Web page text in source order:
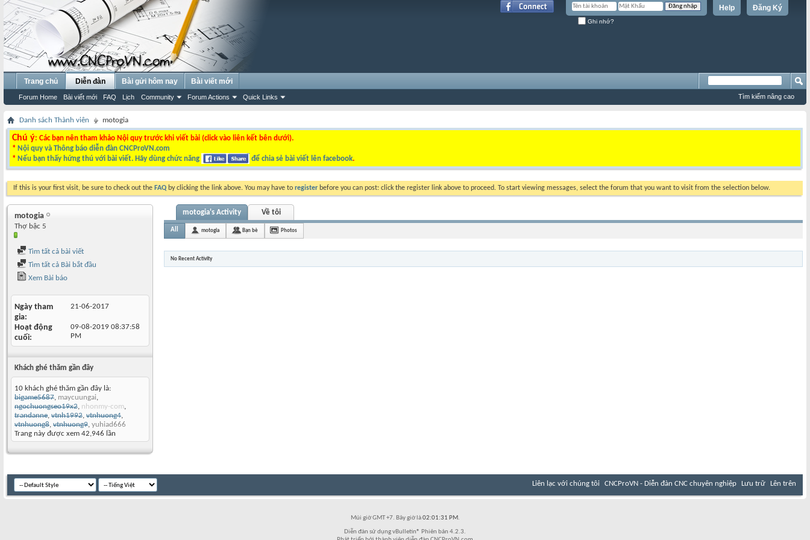
Đăng Ký
Help
Ghi nhớ?
Trang chủ Diễn đàn
Forum Home Bài viết mới FAQ Lịch Community Forum Actions Quick Links
Bài gửi hôm nay Bài viết mới
Tìm kiếm nâng cao
Danh sách Thành viên motogia
Chú ý: Các bạn nên tham khảo Nội quy trước khi viết bài (click vào liên kết bên dưới).
* Nội quy và Thông báo diễn đàn CNCProVN.com
* Nếu bạn thấy hứng thú với bài viết. Hãy dùng chức năng để chia sẻ bài viết lên facebook.
If this is your first visit, be sure to check out the FAQ by clicking the link above. You may have to register before you can post: click the register link above to proceed. To start viewing messages, select the forum that you want to visit from the selection below.
motogia
Thợ bậc 5
Tìm tất cả bài viết
Tìm tất cả Bài bắt đầu
Xem Bài báo
Ngày tham
gia
21-06-2017
Hoạt động
cuối
09-08-2019 08:37:58
PM
Khách ghé thăm gần đây
10 khách ghé thăm gần đây là:
bigame5687, maycuungai,
ngochuongseo19x2, nhonmy-com,
trandanne, vtnh1992, vtnhuong4,
vtnhuong8, vtnhuong9, yuhiad666
Trang này được xem 42,946 lần
motogia's Activity Về tôi
All motogia Bạn bè Photos
No Recent Activity
Liên lạc với chúng tôi CNCProVN - Diễn đàn CNC chuyên nghiệp Lưu trữ Lên trên
Múi giờ GMT +7. Bây giờ là02:01:31 PM.
Diễn đàn sử dụng vBulletin® Phiên bản 4.2.3.